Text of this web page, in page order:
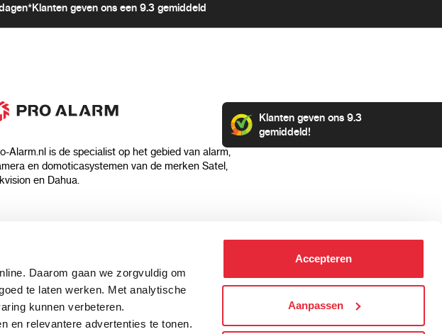
Daarom gaan we zorgvuldig om
te laten werken. Met analytische
kunnen verbeteren.
en relevantere advertenties te tonen.
Accepteren
Aanpassen
Klanten geven ons een 9.3 gemiddeld
Alarm.nl is de specialist op het gebied van alarm,
en domoticasystemen van de merken Satel,
en Dahua.
Klanten geven ons 9.3
gemiddeld!
voorwaarden
Verzending & bezorging
Aansluit instructies
Categorieën
Alarmsystemen
Beveiligingscamera's
IP camera's
Hikvision camera's